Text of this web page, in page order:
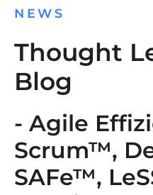
NEWS
Thought
Blog
- Agile
Scrum™,
SAFe™,